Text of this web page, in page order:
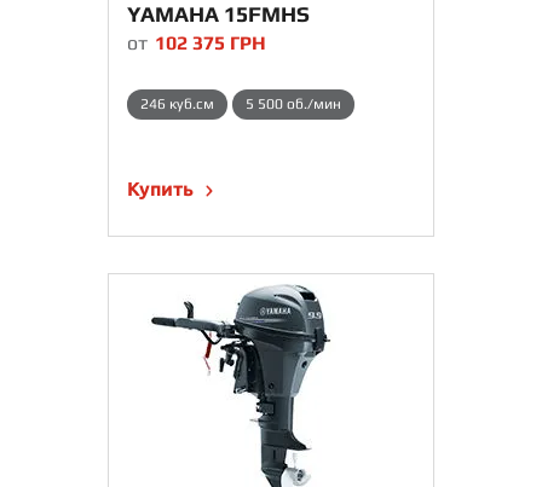
YAMAHA 15FMHS
от 102 375 ГРН
246 куб.см 5 500 об./мин
Купить